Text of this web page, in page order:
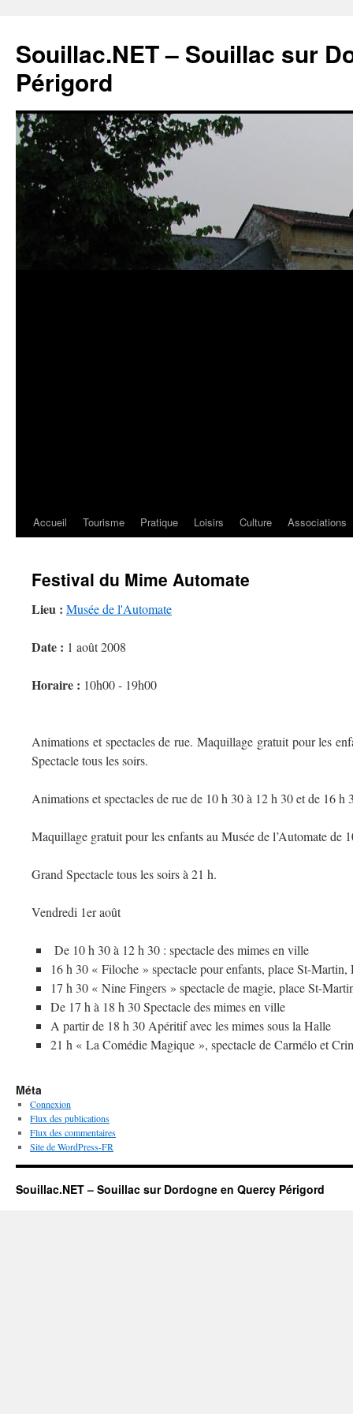
Souillac.NET – Souillac sur
Périgord
Accueil Tourisme Pratique Loisirs Culture Associations
Festival du Mime Automate
Lieu : Musée de l'Automate
Date : 1 août 2008
Horaire : 10h00 - 19h00
Animations et spectacles de rue. Maquillage gratuit pour les
Spectacle tous les soirs.
Animations et spectacles de rue de 10 h 30 à 12 h 30 et de 16 h
Maquillage gratuit pour les enfants au Musée de l’Automate de
Grand Spectacle tous les soirs à 21 h.
Vendredi 1er août
De 10 h 30 à 12 h 30 : spectacle des mimes en ville
16 h 30 « Filoche » spectacle pour enfants, place St-Martin,
17 h 30 « Nine Fingers » spectacle de magie, place St-
De 17 h à 18 h 30 Spectacle des mimes en ville
A partir de 18 h 30 Apéritif avec les mimes sous la Halle
21 h « La Comédie Magique », spectacle de Carmélo et
Méta
Connexion
Flux des publications
Flux des commentaires
Site de WordPress-FR
Souillac.NET – Souillac sur Dordogne en Quercy Périgord